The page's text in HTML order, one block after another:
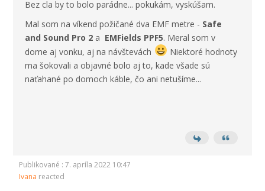
Bez cla by to bolo parádne... pokukám, vyskúšam.
Mal som na víkend požičané dva EMF metre - Safe
and Sound Pro 2 a EMFields PPF5. Meral som v
dome aj vonku, aj na návštevách
Niektoré hodnoty
ma šokovali a objavné bolo aj to, kade všade sú
naťahané po domoch káble, čo ani netušíme...
Publikované : 7. apríla 2022 10:47
Ivana reacted